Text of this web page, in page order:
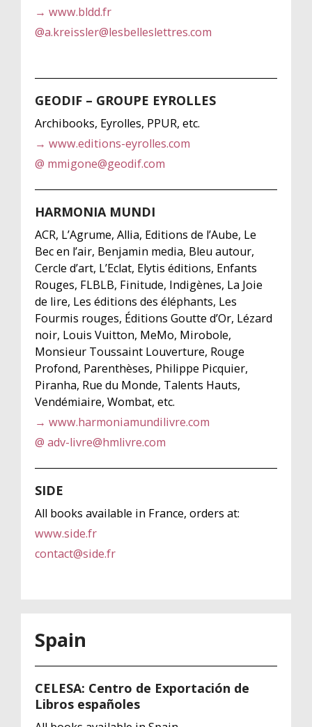
→ www.bldd.fr
@a.kreissler@lesbelleslettres.com
GEODIF – GROUPE EYROLLES
Archibooks, Eyrolles, PPUR, etc.
→ www.editions-eyrolles.com
@ mmigone@geodif.com
HARMONIA MUNDI
ACR, L’Agrume, Allia, Editions de l’Aube, Le
Bec en l’air, Benjamin media, Bleu autour,
Cercle d’art, L’Eclat, Elytis éditions, Enfants
Rouges, FLBLB, Finitude, Indigènes, La Joie
de lire, Les éditions des éléphants, Les
Fourmis rouges, Éditions Goutte d’Or, Lézard
noir, Louis Vuitton, MeMo, Mirobole,
Monsieur Toussaint Louverture, Rouge
Profond, Parenthèses, Philippe Picquier,
Piranha, Rue du Monde, Talents Hauts,
Vendémiaire, Wombat, etc.
→ www.harmoniamundilivre.com
@ adv-livre@hmlivre.com
SIDE
All books available in France, orders at:
www.side.fr
contact@side.fr
Spain
CELESA: Centro de Exportación de
Libros españoles